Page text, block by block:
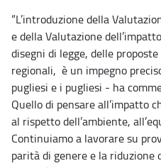
“L’introduzione della
e della Valutazione
disegni di legge, delle
regionali, è un impegno
pugliesi e i pugliesi - ha
Quello di pensare all’impatto
al rispetto dell’ambiente,
Continuiamo a lavorare su
parità di genere e la riduzione